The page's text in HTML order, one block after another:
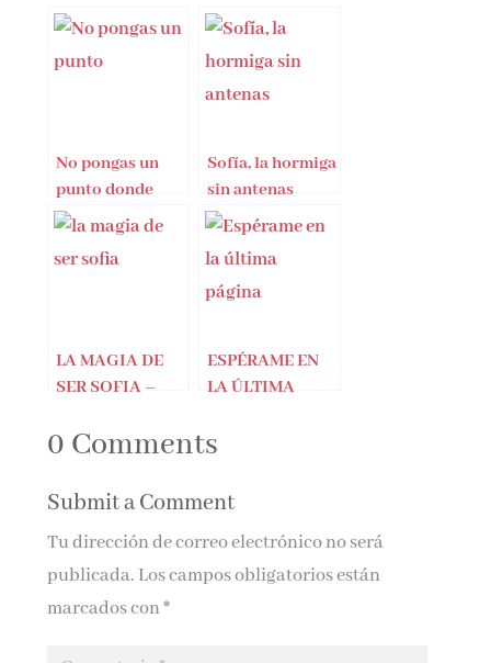
No pongas un
punto donde
Dios puso una
Sofía, la hormiga
sin antenas
LA MAGIA DE
SER SOFIA –
Benavent
ESPÉRAME EN
LA ÚLTIMA
Rhei
0 Comments
Submit a Comment
Tu dirección de correo electrónico no será
publicada. Los campos obligatorios están
marcados con*